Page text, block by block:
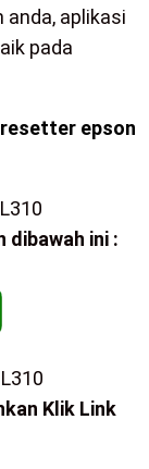
aplikasi
pada
epson
dibawah ini :
Klik Link